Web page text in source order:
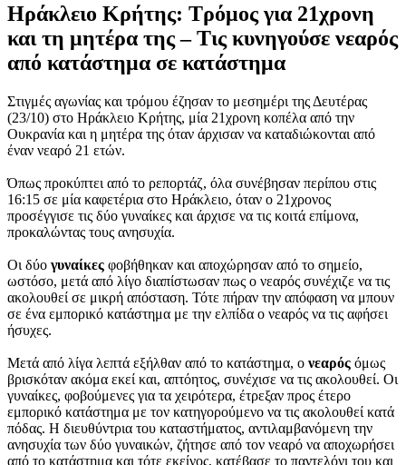
Ηράκλειο Κρήτης: Τρόμος για 21χρονη
και τη μητέρα της – Τις κυνηγούσε νεαρός
από κατάστημα σε κατάστημα
Στιγμές αγωνίας και τρόμου έζησαν το μεσημέρι της Δευτέρας
(23/10) στο Ηράκλειο Κρήτης, μία 21χρονη κοπέλα από την
Ουκρανία και η μητέρα της όταν άρχισαν να καταδιώκονται από
έναν νεαρό 21 ετών.
Όπως προκύπτει από το ρεπορτάζ, όλα συνέβησαν περίπου στις
16:15 σε μία καφετέρια στο Ηράκλειο, όταν ο 21χρονος
προσέγγισε τις δύο γυναίκες και άρχισε να τις κοιτά επίμονα,
προκαλώντας τους ανησυχία.
Οι δύο γυναίκες φοβήθηκαν και αποχώρησαν από το σημείο,
ωστόσο, μετά από λίγο διαπίστωσαν πως ο νεαρός συνέχιζε να τις
ακολουθεί σε μικρή απόσταση. Τότε πήραν την απόφαση να μπουν
σε ένα εμπορικό κατάστημα με την ελπίδα ο νεαρός να τις αφήσει
ήσυχες.
Μετά από λίγα λεπτά εξήλθαν από το κατάστημα, ο νεαρός όμως
βρισκόταν ακόμα εκεί και, απτόητος, συνέχισε να τις ακολουθεί. Οι
γυναίκες, φοβούμενες για τα χειρότερα, έτρεξαν προς έτερο
εμπορικό κατάστημα με τον κατηγορούμενο να τις ακολουθεί κατά
πόδας. Η διευθύντρια του καταστήματος, αντιλαμβανόμενη την
ανησυχία των δύο γυναικών, ζήτησε από τον νεαρό να αποχωρήσει
από το κατάστημα και τότε εκείνος, κατέβασε το παντελόνι του και